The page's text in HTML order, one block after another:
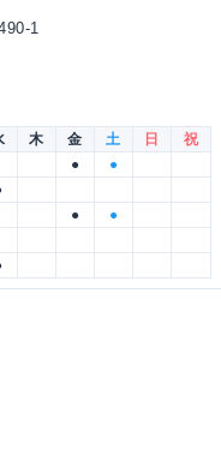
1
木 金 土 日
祝
●
●
●
●